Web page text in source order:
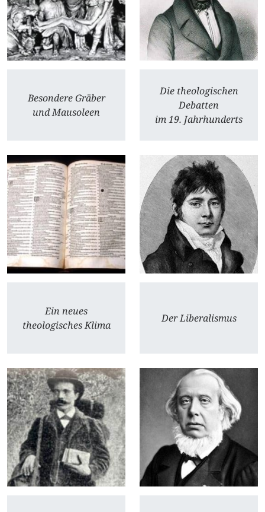
Besondere Gräber
und Mausoleen
Die theologischen
Debatten
im 19. Jahrhunderts
Ein neues
theologisches Klima
Der Liberalismus